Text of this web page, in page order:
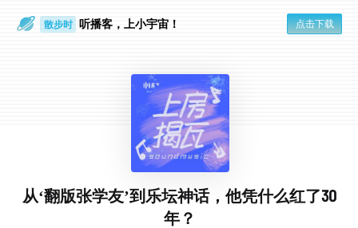
通勤路上 听播客，上小宇宙！ 点击下载
从‘翻版张学友’到乐坛神话，他凭什么红了30
年？